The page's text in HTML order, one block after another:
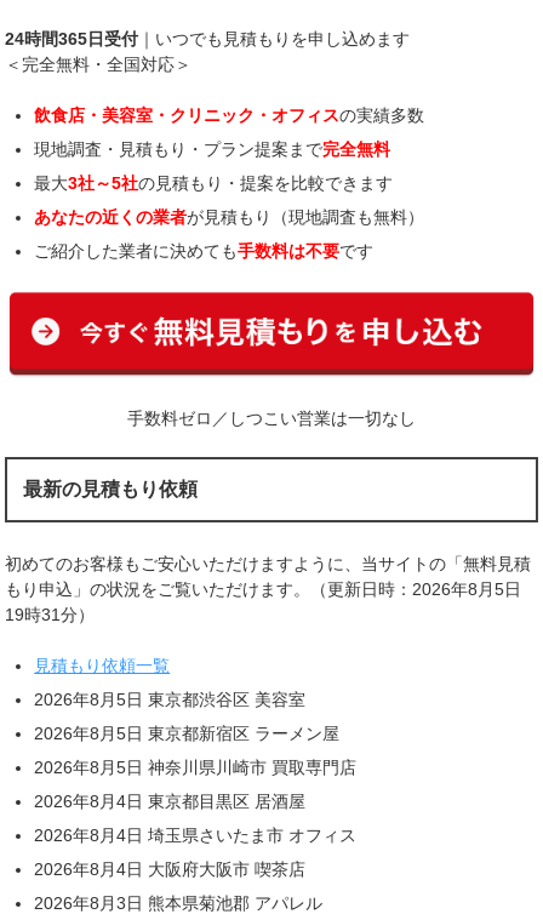
24時間365日受付 ｜いつでも見積もりを申し込めます
＜完全無料・全国対応＞
飲食店・美容室・クリニック・オフィスの実績多数
現地調査・見積もり・プラン提案まで完全無料
最大3社～5社の見積もり・提案を比較できます
あなたの近くの業者が見積もり（現地調査も無料）
ご紹介した業者に決めても手数料は不要です
手数料ゼロ／しつこい営業は一切なし
最新の見積もり依頼
初めてのお客様もご安心いただけますように、当サイトの「無料見積
もり申込」の状況をご覧いただけます。（更新日時：2026年8月5日
19時31分）
見積もり依頼一覧
2026年8月5日 東京都渋谷区 美容室
2026年8月5日 東京都新宿区 ラーメン屋
2026年8月5日 神奈川県川崎市 買取専門店
2026年8月4日 東京都目黒区 居酒屋
2026年8月4日 埼玉県さいたま市 オフィス
2026年8月4日 大阪府大阪市 喫茶店
2026年8月3日 熊本県菊池郡 アパレル